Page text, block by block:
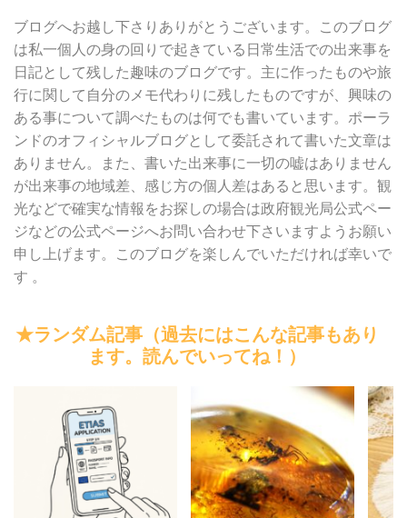
ブログへお越し下さりありがとうございます。このブログ
は私一個人の身の回りで起きている日常生活での出来事を
日記として残した趣味のブログです。主に作ったものや旅
行に関して自分のメモ代わりに残したものですが、興味の
ある事について調べたものは何でも書いています。ポーラ
ンドのオフィシャルブログとして委託されて書いた文章は
ありません。また、書いた出来事に一切の嘘はありません
が出来事の地域差、感じ方の個人差はあると思います。観
光などで確実な情報をお探しの場合は政府観光局公式ペー
ジなどの公式ページへお問い合わせ下さいますようお願い
申し上げます。このブログを楽しんでいただければ幸いで
す 。
★ランダム記事（過去にはこんな記事もあり
ます。読んでいってね！）